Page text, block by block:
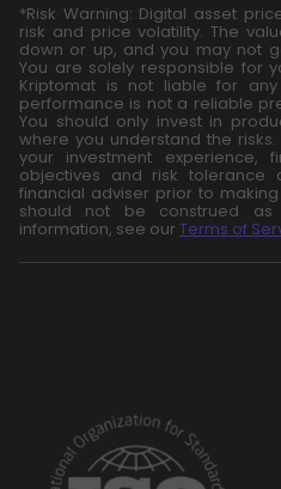
*Risk Warning: Digital asset
risk and price volatility. The
down or up, and you may not
You are solely responsible for
Kriptomat is not liable for
performance is not a reliable
You should only invest in
where you understand the
your investment experience,
objectives and risk tolerance
financial adviser prior to
should not be construed as
information, see our Terms of